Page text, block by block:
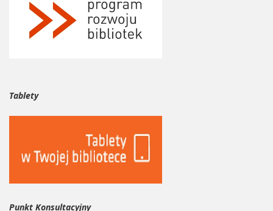
Tablety
Punkt Konsultacyjny